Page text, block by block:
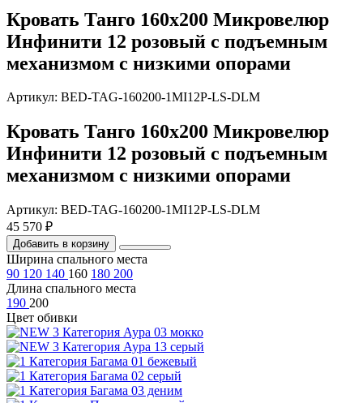
Кровать Танго 160х200 Микровелюр
Инфинити 12 розовый с подъемным
механизмом с низкими опорами
Артикул: BED-TAG-160200-1MI12P-LS-DLM
Кровать Танго 160х200 Микровелюр
Инфинити 12 розовый с подъемным
механизмом с низкими опорами
Артикул: BED-TAG-160200-1MI12P-LS-DLM
45 570 ₽
Добавить в корзину
Ширина спального места
90 120 140 160 180 200
Длина спального места
190 200
Цвет обивки